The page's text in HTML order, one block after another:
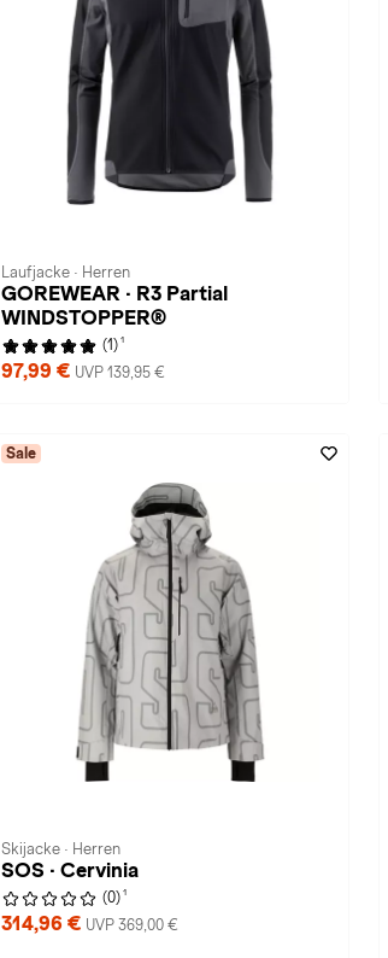
Laufjacke · Herren
GOREWEAR · R3 Partial
WINDSTOPPER®
(1) 1
97,99 € UVP 139,95 €
Sale
Skijacke · Herren
SOS · Cervinia
(0) 1
314,96 € UVP 369,00 €